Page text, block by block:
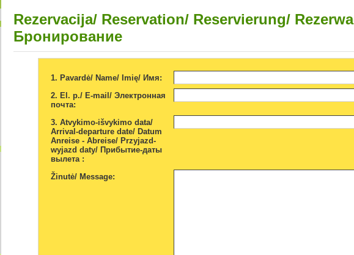
Rezervacija/ Reservation/ Reservierung/
Бронирование
1. Pavardė/ Name/ Imię/ Имя:
2. El. p./ E-mail/ Электронная
почта:
3. Atvykimo-išvykimo data/
Arrival-departure date/ Datum
Anreise - Abreise/ Przyjazd-
wyjazd daty/ Прибытие-даты
вылета :
Žinutė/ Message: